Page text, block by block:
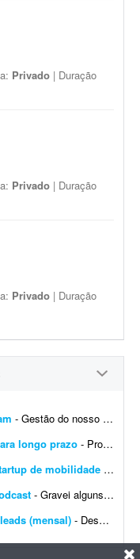
Privado | Duração
Privado | Duração
Privado | Duração
- Gestão do nosso perfil no Instagram, com criação e publicação de posts e stories. O objetivo não é tornar a página de ponta, mas marcar pres...
longo prazo - Procuro um freelancer experiente em crescimento de canais do YouTube para trabalho de longo prazo. O profissional deverá: - Produzir vídeos de alta qualidade. - Fazer ediç&ati...
de mobilidade
- Gravei alguns episódios de podcast e preciso de alguém para postar e gerir meu Instagram ? não tenho paciência para isso kkk. Eu já tenho 7 podcasts gravados que ...
(mensal) - Descrição Busco um(a) freelancer para apoiar o marketing de uma startup SaaS voltada para o mercado de body piercing. O objetivo é executar atividades de marketing durante 30...